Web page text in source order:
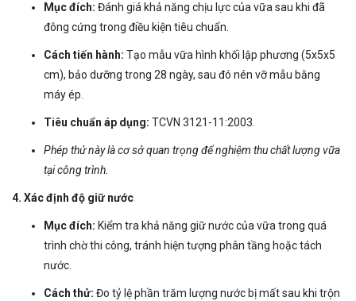
Mục đích: Đánh giá khả năng chịu lực của vữa sau khi đã
đông cứng trong điều kiện tiêu chuẩn.
Cách tiến hành: Tạo mẫu vữa hình khối lập phương (5x5x5
cm), bảo dưỡng trong 28 ngày, sau đó nén vỡ mẫu bằng
máy ép.
Tiêu chuẩn áp dụng: TCVN 3121-11:2003.
Phép thử này là cơ sở quan trọng để nghiệm thu chất lượng vữa
tại công trình.
4. Xác định độ giữ nước
Mục đích: Kiểm tra khả năng giữ nước của vữa trong quá
trình chờ thi công, tránh hiện tượng phân tầng hoặc tách
nước.
Cách thử: Đo tỷ lệ phần trăm lượng nước bị mất sau khi trộn